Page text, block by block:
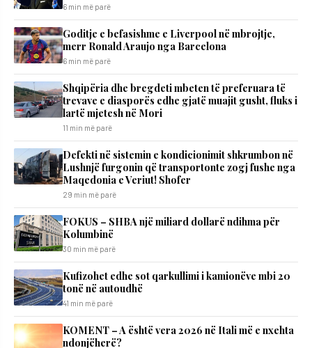
6 min më parë
Goditje e befasishme e Liverpool në mbrojtje,
merr Ronald Araujo nga Barcelona
6 min më parë
Shqipëria dhe bregdeti mbeten të preferuara të
trevave e diasporës edhe gjatë muajit gusht, fluks i
lartë mjetesh në Mori
11 min më parë
Defekti në sistemin e kondicionimit shkrumbon në
Lushnjë furgonin që transportonte zogj fushe nga
Maqedonia e Veriut! Shofer
29 min më parë
FOKUS – SHBA një miliard dollarë ndihma për
Kolumbinë
30 min më parë
Kufizohet edhe sot qarkullimi i kamionëve mbi 20
tonë në autoudhë
41 min më parë
KOMENT – A është vera 2026 në Itali më e nxehta
ndonjëherë?